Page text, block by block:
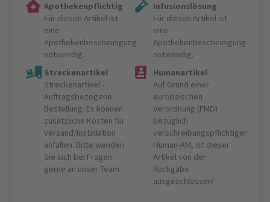
Apothekenpflichtig
Für diesen Artikel ist
eine
Apothekenbescheinigung
notwendig.
Infusionslösung
Für diesen Artikel ist
eine
Apothekenbescheinigung
notwendig.
Streckenartikel
Streckenartikel -
Auftragsbezogene
Bestellung. Es können
zusätzliche Kosten für
Versand/Installation
anfallen. Bitte wenden
Sie sich bei Fragen
gerne an unser Team.
Humanartikel
Auf Grund einer
europäischen
Verordnung (FMD)
bezüglich
verschreibungspflichtiger
Human-AM, ist dieser
Artikel von der
Rückgabe
ausgeschlossen!